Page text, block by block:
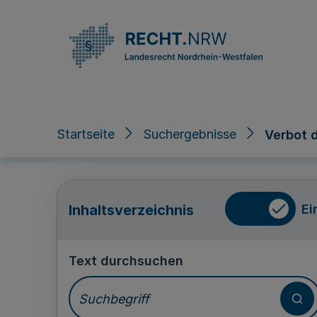
Startseite Suchergebnisse Verbot
Inhaltsverzeichnis
Text durchsuchen